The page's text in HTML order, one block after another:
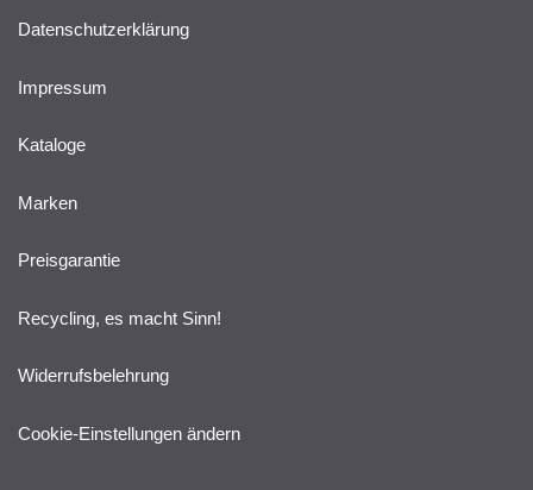
Datenschutzerklärung
Impressum
Kataloge
Marken
Preisgarantie
Recycling, es macht Sinn!
Widerrufsbelehrung
Cookie-Einstellungen ändern